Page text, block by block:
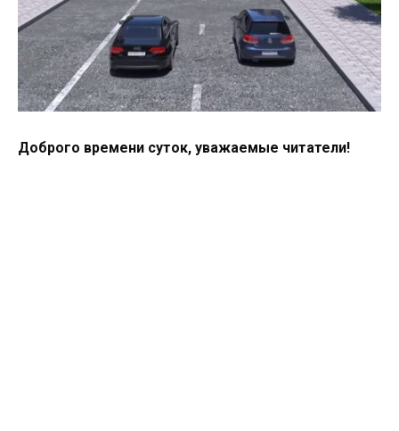
Доброго времени суток, уважаемые читатели!